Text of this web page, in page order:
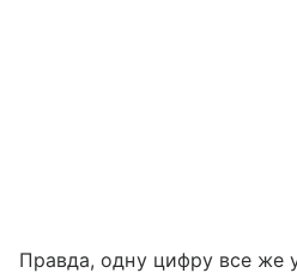
Правда, одну цифру все же